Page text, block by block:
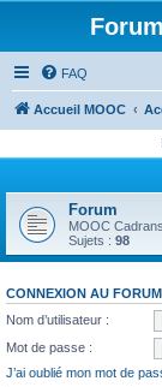
FAQ
Accueil MOOC
Forum
MOOC
Sujets : 98
CONNEXION AU FORUM
Nom d’utilisateur :
Mot de passe :
J’ai oublié mon mot de